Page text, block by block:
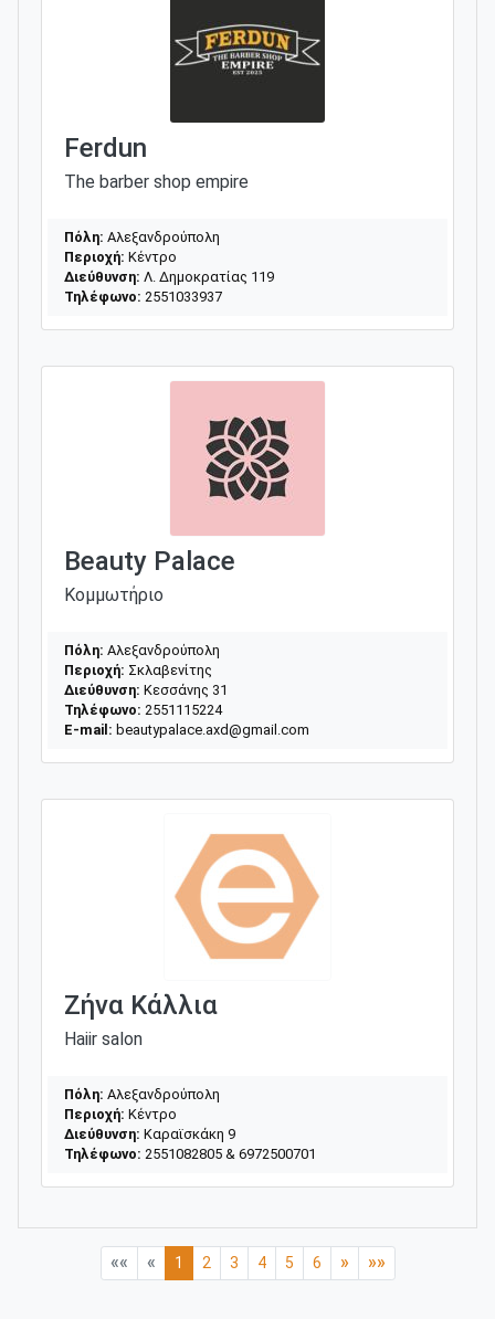
Ferdun
The barber shop empire
Πόλη: Αλεξανδρούπολη
Περιοχή: Κέντρο
Διεύθυνση: Λ. Δημοκρατίας 119
Τηλέφωνο: 2551033937
Beauty Palace
Κομμωτήριο
Πόλη: Αλεξανδρούπολη
Περιοχή: Σκλαβενίτης
Διεύθυνση: Κεσσάνης 31
Τηλέφωνο: 2551115224
E-mail: beautypalace.axd@gmail.com
Ζήνα Κάλλια
Haiir salon
Πόλη: Αλεξανδρούπολη
Περιοχή: Κέντρο
Διεύθυνση: Καραϊσκάκη 9
Τηλέφωνο: 2551082805 & 6972500701
«« « 1 2 3 4 5 6 » »»